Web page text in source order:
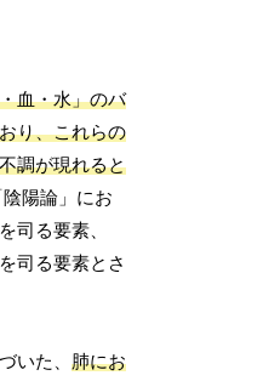
血・水」のバ
り、これらの
調が現れると
陽論」にお
司る要素、
司る要素とさ
いた、肺にお